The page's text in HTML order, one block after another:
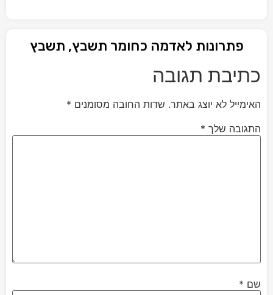
פתרונות לאדמה כחומר תשבץ, תשבץ
כתיבת תגובה
האימייל לא יוצג באתר. שדות החובה מסומנים *
התגובה שלך *
שם *